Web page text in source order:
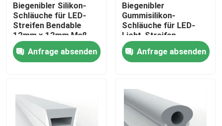
Produkte
Biegenibler Silikon-
Schläuche für LED-
Streifen Bendable
12mm x 12mm Maß
Anfrage absenden
Biegenibler
Gummisilikon-
Schläuche für LED-
Licht-Streifen
20×20mm
Anfrage absenden